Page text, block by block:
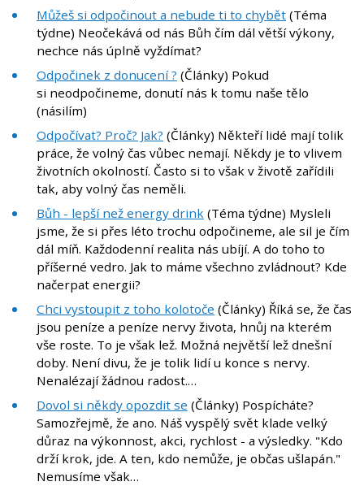
Můžeš si odpočinout a nebude ti to chybět (Téma
týdne) Neočekává od nás Bůh čím dál větší výkony,
nechce nás úplně vyždímat?
Odpočinek z donucení ? (Články) Pokud
si neodpočineme, donutí nás k tomu naše tělo
(násilím)
Odpočívat? Proč? Jak? (Články) Někteří lidé mají tolik
práce, že volný čas vůbec nemají. Někdy je to vlivem
životních okolností. Často si to však v životě zařídili
tak, aby volný čas neměli.
Bůh - lepší než energy drink (Téma týdne) Mysleli
jsme, že si přes léto trochu odpočineme, ale sil je čím
dál míň. Každodenní realita nás ubíjí. A do toho to
příšerné vedro. Jak to máme všechno zvládnout? Kde
načerpat energii?
Chci vystoupit z toho kolotoče (Články) Říká se, že čas
jsou peníze a peníze nervy života, hnůj na kterém
vše roste. To je však lež. Možná největší lež dnešní
doby. Není divu, že je tolik lidí u konce s nervy.
Nenalézají žádnou radost.…
Dovol si někdy opozdit se (Články) Pospícháte?
Samozřejmě, že ano. Náš vyspělý svět klade velký
důraz na výkonnost, akci, rychlost - a výsledky. "Kdo
drží krok, jde. A ten, kdo nemůže, je občas ušlapán."
Nemusíme však…